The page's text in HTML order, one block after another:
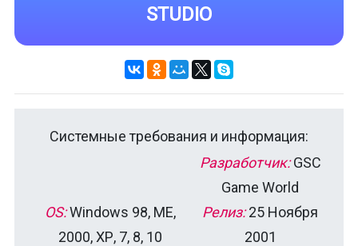
STUDIO
Системные требования и информация:
OS:Windows 98, ME,
2000, ХР, 7, 8, 10
Разработчик:GSC
Game World
Релиз:25 Ноября
2001